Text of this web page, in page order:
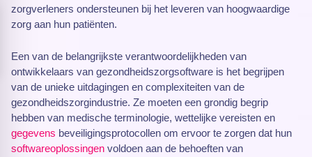
zorgverleners ondersteunen bij het leveren van hoogwaardige
zorg aan hun patiënten.
Een van de belangrijkste verantwoordelijkheden van
ontwikkelaars van gezondheidszorgsoftware is het begrijpen
van de unieke uitdagingen en complexiteiten van de
gezondheidszorgindustrie. Ze moeten een grondig begrip
hebben van medische terminologie, wettelijke vereisten en
gegevens beveiligingsprotocollen om ervoor te zorgen dat hun
softwareoplossingen voldoen aan de behoeften van